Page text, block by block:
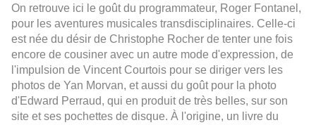
On retrouve ici le goût du programmateur, Roger Fontanel,
pour les aventures musicales transdisciplinaires. Celle-ci
est née du désir de Christophe Rocher de tenter une fois
encore de cousiner avec un autre mode d'expression, de
l'impulsion de Vincent Courtois pour se diriger vers les
photos de Yan Morvan, et aussi du goût pour la photo
d'Edward Perraud, qui en produit de très belles, sur son
site et ses pochettes de disque. À l'origine, un livre du